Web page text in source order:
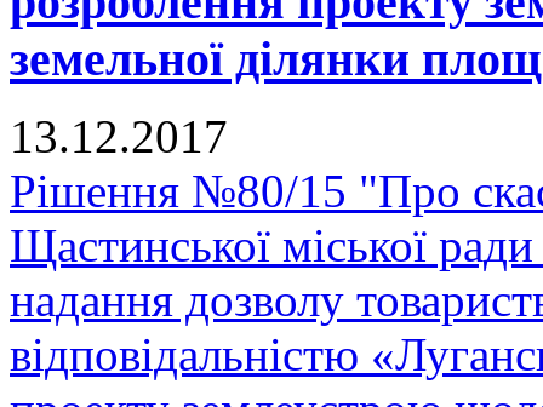
земельної ділянки
13.12.2017
Рішення №80/15 "Про
Щастинської міської
надання дозволу
відповідальністю